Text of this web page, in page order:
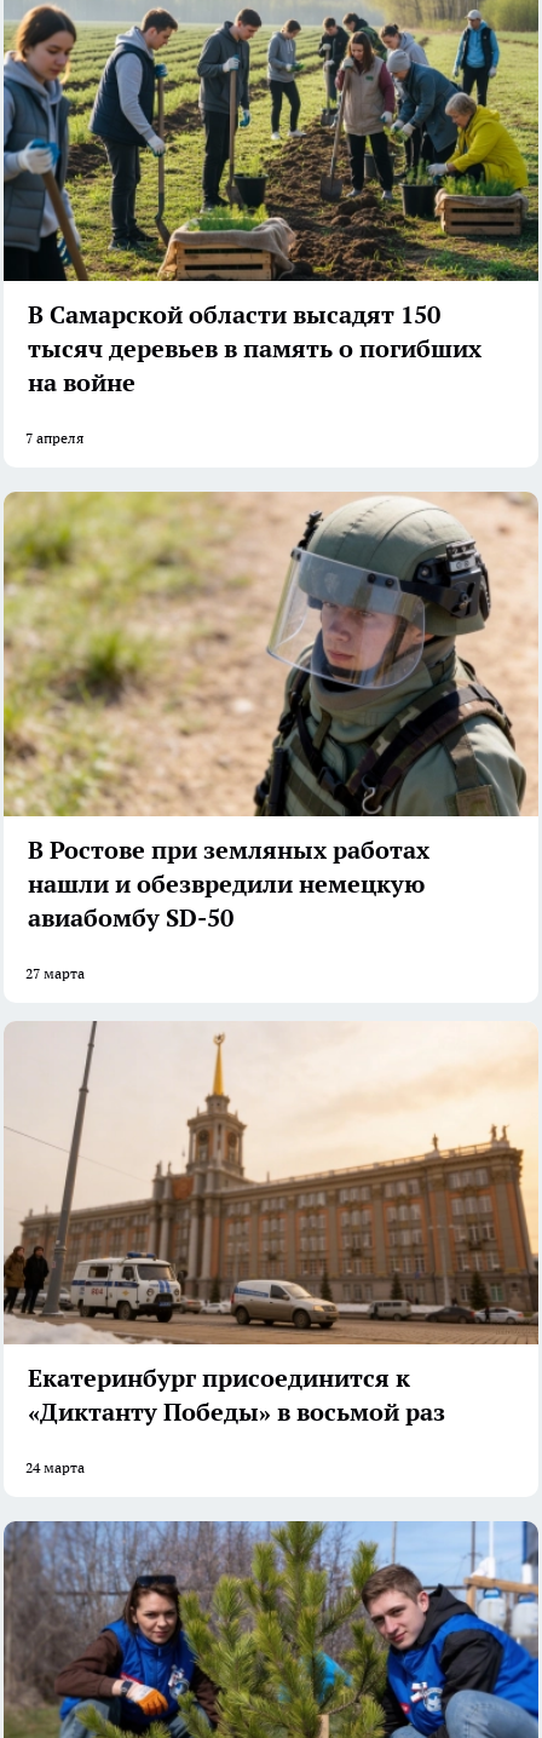
В Самарской области высадят 150
тысяч деревьев в память о погибших
на войне
7 апреля
В Ростове при земляных работах
нашли и обезвредили немецкую
авиабомбу SD-50
27 марта
Екатеринбург присоединится к
«Диктанту Победы» в восьмой раз
24 марта